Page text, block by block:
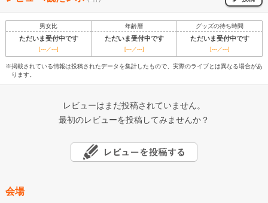
男女比 年齢層 グッズの待ち時間
ただいま受付中です ただいま受付中です ただいま受付中です
[---／---] [---／---] [---／---]
※掲載されている情報は投稿されたデータを集計したもので、実際のライブとは異なる場合があ
ります。
レビューはまだ投稿されていません。
最初のレビューを投稿してみませんか？
会場